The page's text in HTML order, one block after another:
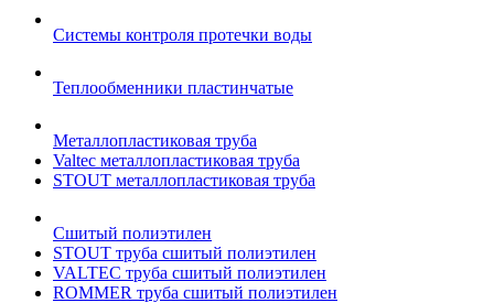
Системы контроля протечки воды
Теплообменники пластинчатые
Металлопластиковая труба
Valtec металлопластиковая труба
STOUT металлопластиковая труба
Сшитый полиэтилен
STOUT труба сшитый полиэтилен
VALTEC труба сшитый полиэтилен
ROMMER труба сшитый полиэтилен